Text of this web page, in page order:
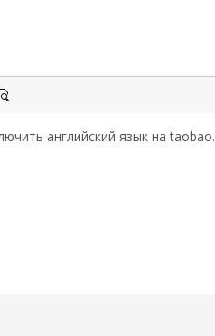
английский язык на taobao.